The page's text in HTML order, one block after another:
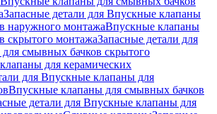
Запасные детали для Впускные клапаны
наружного монтажаВпускные клапаны
скрытого монтажаЗапасные детали для
смывных бачков скрытого
для керамических
для Впускные клапаны для
Впускные клапаны для смывных бачков
детали для Впускные клапаны для